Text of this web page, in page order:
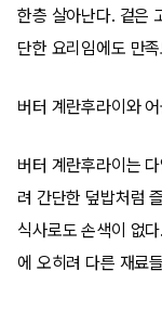
한층 살아난다. 겉은
단한 요리임에도 만
버터 계란후라이와
버터 계란후라이는
려 간단한 덮밥처럼
식사로도 손색이 없
에 오히려 다른 재료